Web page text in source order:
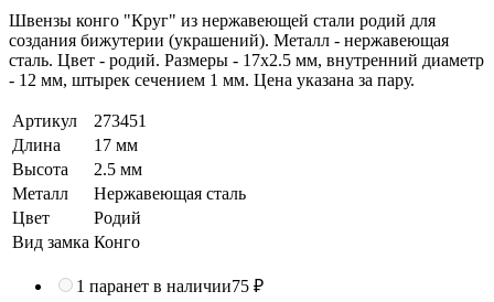
Швензы конго "Круг" из нержавеющей стали родий для
создания бижутерии (украшений). Металл - нержавеющая
сталь. Цвет - родий. Размеры - 17х2.5 мм, внутренний диаметр
- 12 мм, штырек сечением 1 мм. Цена указана за пару.
Артикул
273451
Длина
17 мм
Высота
2.5 мм
Металл
Нержавеющая сталь
Цвет
Родий
Вид замка Конго
1 паранет в наличии75 ₽